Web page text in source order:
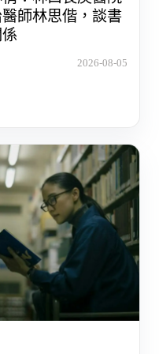
師林思偕，談書
2026-08-05